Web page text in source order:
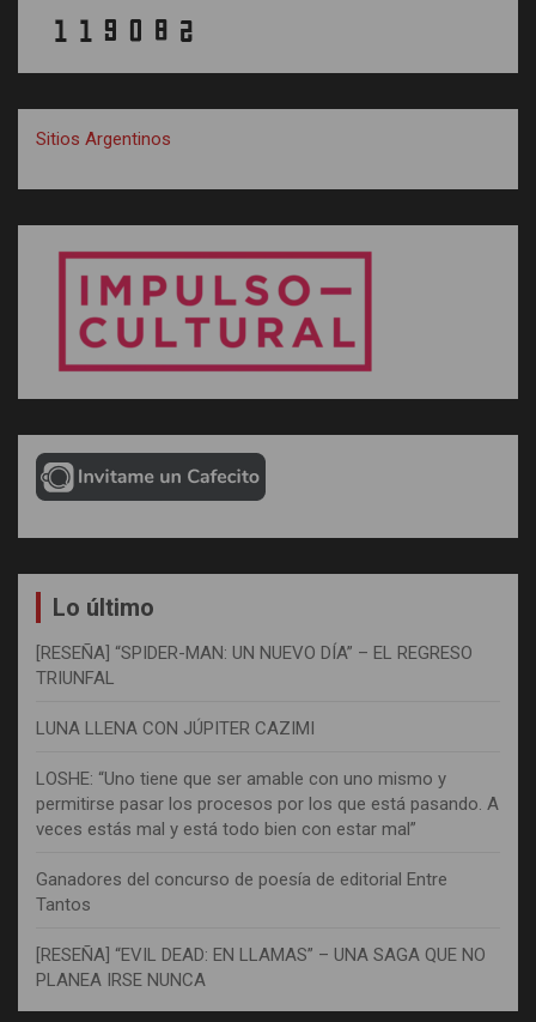
Sitios Argentinos
Lo último
[RESEÑA] “SPIDER-MAN: UN NUEVO DÍA” – EL REGRESO
TRIUNFAL
LUNA LLENA CON JÚPITER CAZIMI
LOSHE: “Uno tiene que ser amable con uno mismo y
permitirse pasar los procesos por los que está pasando. A
veces estás mal y está todo bien con estar mal”
Ganadores del concurso de poesía de editorial Entre
Tantos
[RESEÑA] “EVIL DEAD: EN LLAMAS” – UNA SAGA QUE NO
PLANEA IRSE NUNCA